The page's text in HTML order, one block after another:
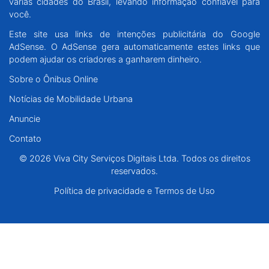
Rio Grande do Sul
Centro-Oeste
Nordeste
Norte
© 2026 Viva City Serviços Digitais Ltda. Todos os direitos reservados.
você.
Este site usa links de intenções publicitária do Google
AdSense. O AdSense gera automaticamente estes links que
podem ajudar os criadores a ganharem dinheiro.
Sobre o Ônibus Online
Notícias de Mobilidade Urbana
Anuncie
Contato
© 2026 Viva City Serviços Digitais Ltda. Todos os direitos
reservados.
Política de privacidade e Termos de Uso